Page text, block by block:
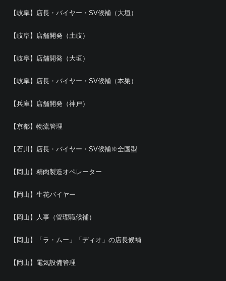
【岐阜】店長・バイヤー・SV候補（大垣）
【岐阜】店舗開発（土岐）
【岐阜】店舗開発（大垣）
【岐阜】店長・バイヤー・SV候補（本巣）
【兵庫】店舗開発（神戸）
【京都】物流管理
【石川】店長・バイヤー・SV候補※全国型
【岡山】精肉製造オペレーター
【岡山】生花バイヤー
【岡山】人事（管理職候補）
【岡山】「ラ・ムー」「ディオ」の店長候補
【岡山】電気設備管理